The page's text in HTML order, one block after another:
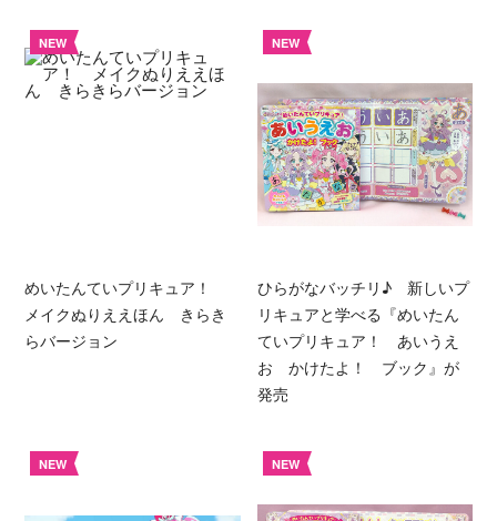
NEW
めいたんていプリキュア！
メイクぬりええほん きらき
らバージョン
NEW
ひらがなバッチリ♪ 新しいプ
リキュアと学べる『めいたん
ていプリキュア！ あいうえ
お かけたよ！ ブック』が
発売
NEW NEW